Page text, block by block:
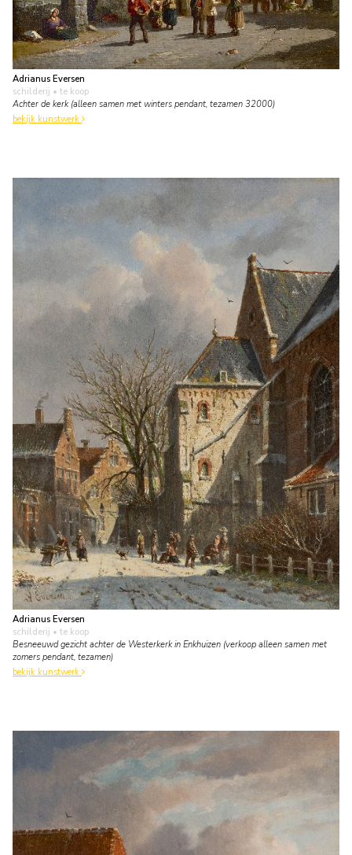
Adrianus Eversen
schilderij • te koop
Achter de kerk (alleen samen met winters pendant, tezamen 32000)
bekijk kunstwerk
Adrianus Eversen
schilderij • te koop
Besneeuwd gezicht achter de Westerkerk in Enkhuizen (verkoop alleen samen met
zomers pendant, tezamen)
bekijk kunstwerk